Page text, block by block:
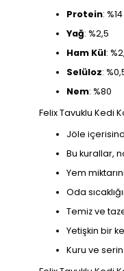
Protein: %14
Yağ: %2,5
Ham Kül:
Selüloz:
Nem: %80
Felix Tavuklu Kedi
Jöle
Bu kurallar,
Yem
Oda
Temiz ve
Yetişkin bir
Kuru ve